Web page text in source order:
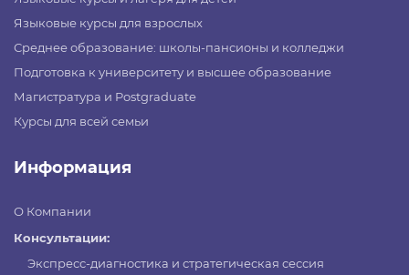
Языковые курсы для взрослых
Среднее образование: школы-пансионы и колледжи
Подготовка к университету и высшее образование
Магистратура и Postgraduate
Курсы для всей семьи
Информация
О Компании
Консультации:
Экспресс-диагностика и стратегическая сессия